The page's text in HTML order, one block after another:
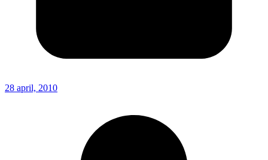
28 april, 2010